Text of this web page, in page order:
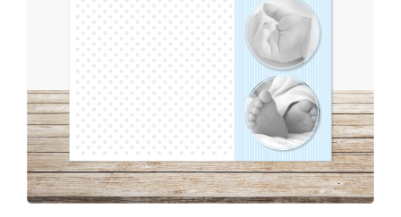
Foto's
Geboortekaartjes
Hand-outs/Losbladig
Handleidingen
Kaarten